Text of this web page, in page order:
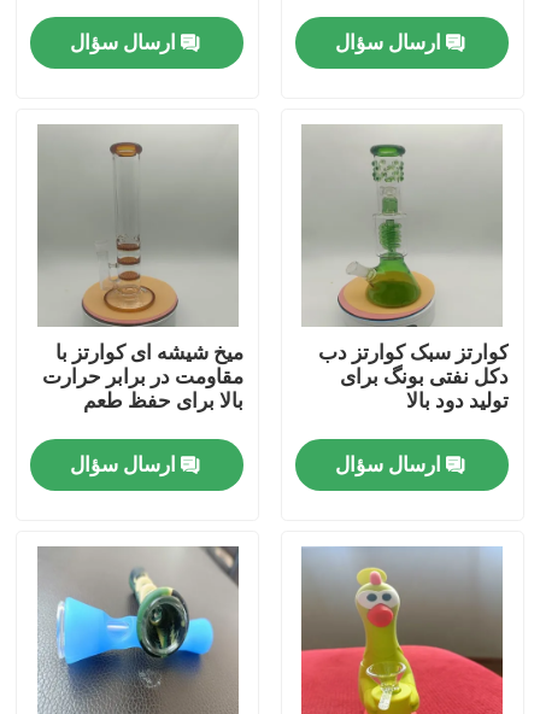
خانه
کنترل کیفیت
تماس با ما
اخبار
درخواست نقل قول
گلس بونگ بنگر
گلس واتر بونگ
ارسال سؤال ارسال سؤال
کوارتز سبک کوارتز دب
دکل نفتی بونگ برای
تولید دود بالا
ارسال سؤال
میخ شیشه ای کوارتز با
مقاومت در برابر حرارت
بالا برای حفظ طعم
ارسال سؤال